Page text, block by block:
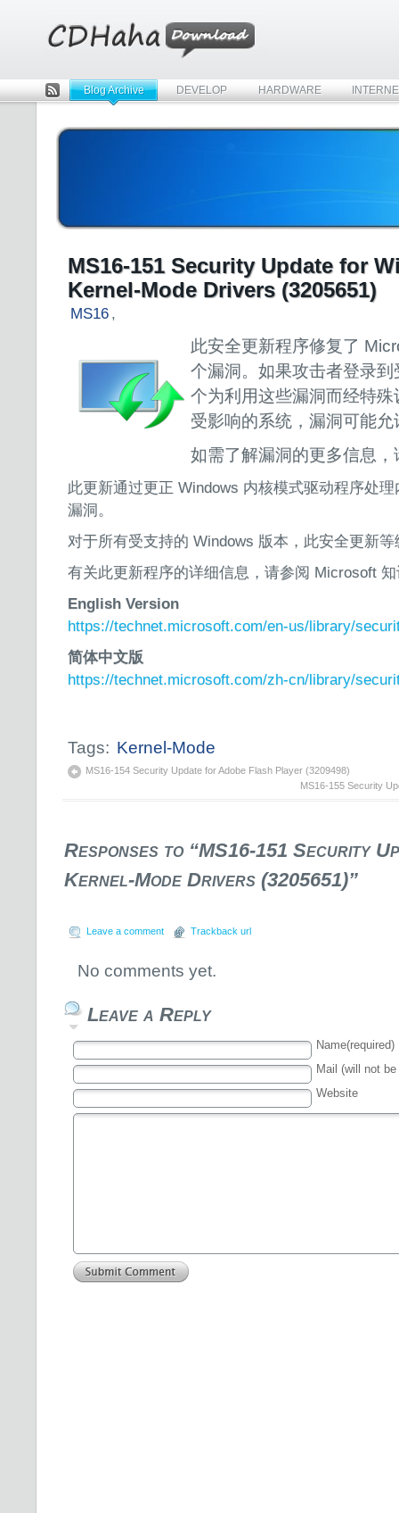
Rss
Blog Archive DEVELOP HARDWARE
MS16-151 Security Update for
Kernel-Mode Drivers (3205651)
MS16 ,
此安全更新程序修复了
个漏洞。如果攻击者登录
个为利用这些漏洞而经特
受影响的系统，漏洞可能
如需了解漏洞的更多信息
此更新通过更正 Windows 内核模式驱动程序处
漏洞。
对于所有受支持的 Windows 版本，此安全更新等
有关此更新程序的详细信息，请参阅 Microsoft
English Version
https://technet.microsoft.com/en-us/library/
简体中文版
https://technet.microsoft.com/zh-cn/library/
Tags: Kernel-Mode
MS16-154 Security Update for Adobe Flash Player (3209498)
MS16-155 Security
Responses to “MS16-151 Security
Kernel-Mode Drivers (3205651)”
Leave a comment Trackback url
No comments yet.
Leave a Reply
Name(required)
Mail (will not
Website